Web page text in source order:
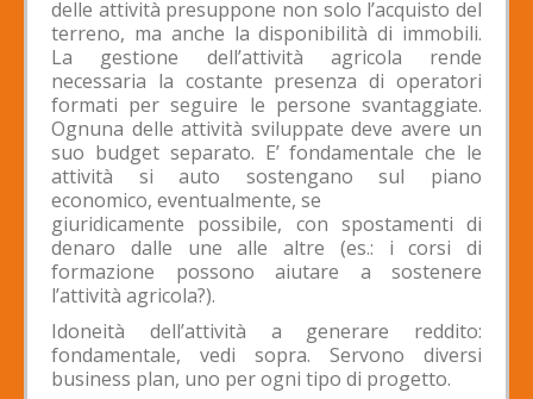
delle attività presuppone non solo l’acquisto del
terreno, ma anche la disponibilità di immobili.
La gestione dell’attività agricola rende
necessaria la costante presenza di operatori
formati per seguire le persone svantaggiate.
Ognuna delle attività sviluppate deve avere un
suo budget separato. E’ fondamentale che le
attività si auto sostengano sul piano
economico, eventualmente, se
giuridicamente possibile, con spostamenti di
denaro dalle une alle altre (es.: i corsi di
formazione possono aiutare a sostenere
l’attività agricola?).
Idoneità dell’attività a generare reddito:
fondamentale, vedi sopra. Servono diversi
business plan, uno per ogni tipo di progetto.